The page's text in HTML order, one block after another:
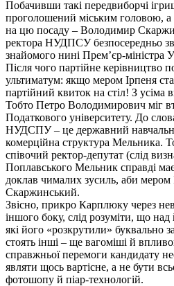
Побачивши такі передвиборчі
проголошений міським головою, а
на цю посаду – Володимир
ректора НУДПСУ безпосередньо
знайомого нині Прем’єр-міністра
Після чого партійне керівництво
ультиматум: якщо мером Ірпеня
партійний квиток на стіл! З
Тобто Петро Володимирович міг
Податкового університету. До
НУДСПУ – це державний
комерційна структура Мельника.
співочий ректор-депутат (слід
Поплавського Мельник справді має
доклав чималих зусиль, аби
Скаржинський.
Звісно, прикро Карплюку через
іншого боку, слід розуміти, що
які його «розкрутили» буквально
стоять інші – ще вагоміші й
справжньої перемоги кандидату
являти щось вартісне, а не бути
фотошопу й піар-технологій.